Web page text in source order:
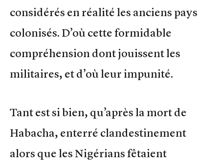
considérés en réalité les anciens pays
colonisés. D’où cette formidable
compréhension dont jouissent les
militaires, et d’où leur impunité.
Tant est si bien, qu’après la mort de
Habacha, enterré clandestinement
alors que les Nigérians fêtaient